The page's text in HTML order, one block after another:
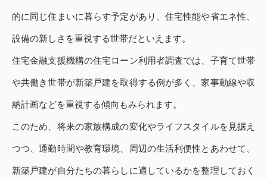
的に同じ住まいに暮らす予定があり、住宅性能や省エネ性、
設備の新しさを重視する世帯だといえます。
住宅金融支援機構の住宅ローン利用者調査では、子育て世帯
や共働き世帯が新築戸建を取得する例が多く、家事動線や収
納計画などを重視する傾向もみられます。
このため、将来の家族構成の変化やライフスタイルを見据え
つつ、通勤時間や教育環境、周辺の生活利便性とあわせて、
新築戸建が自分たちの暮らしに適しているかを整理しておく